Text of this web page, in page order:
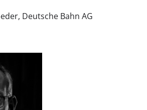
Deutsche Bahn AG